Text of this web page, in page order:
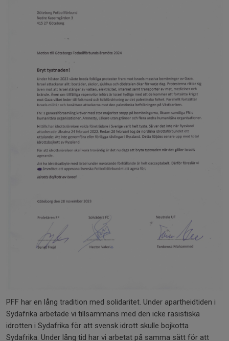
PFF har en lång tradition med solidaritet. Under apartheidtiden i
Sydafrika arbetade vi tillsammans med den icke rasistiska
idrotten i Sydafrika för att svensk idrott skulle bojkotta
Sydafrika. Under lång tid har vi arbetat på samma sätt för att